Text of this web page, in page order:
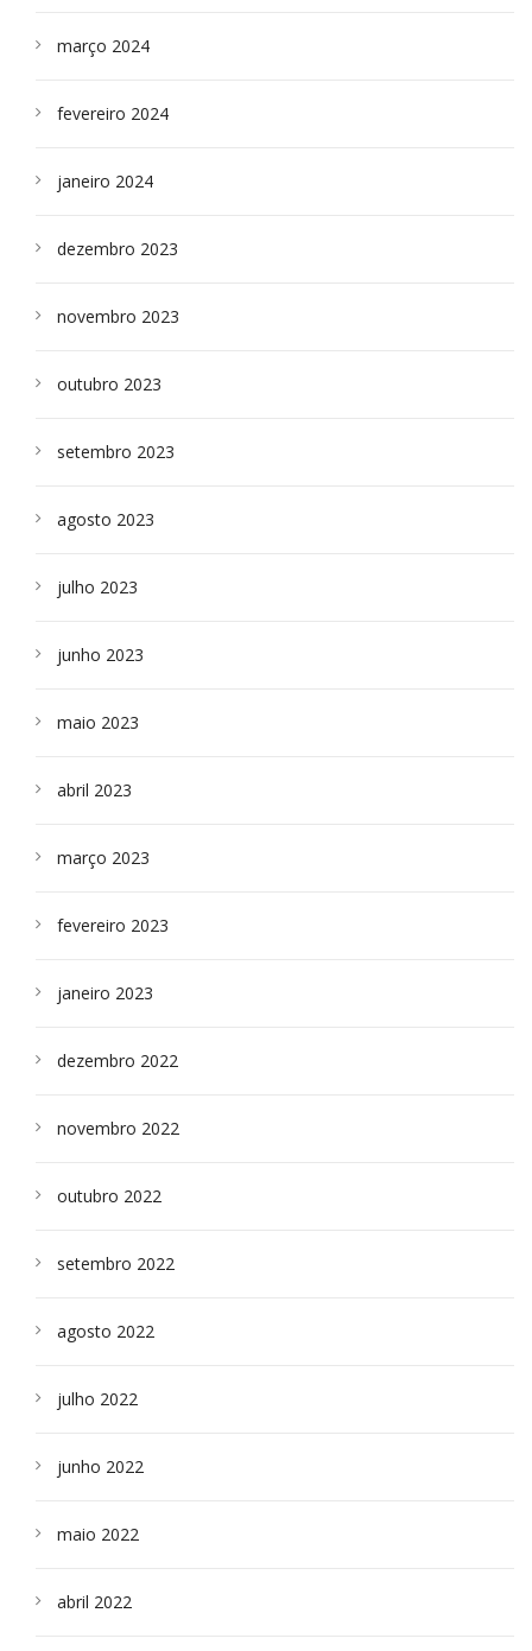
março 2024
fevereiro 2024
janeiro 2024
dezembro 2023
novembro 2023
outubro 2023
setembro 2023
agosto 2023
julho 2023
junho 2023
maio 2023
abril 2023
março 2023
fevereiro 2023
janeiro 2023
dezembro 2022
novembro 2022
outubro 2022
setembro 2022
agosto 2022
julho 2022
junho 2022
maio 2022
abril 2022